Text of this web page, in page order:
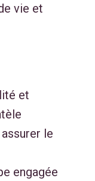
vie et
et
le
engagée